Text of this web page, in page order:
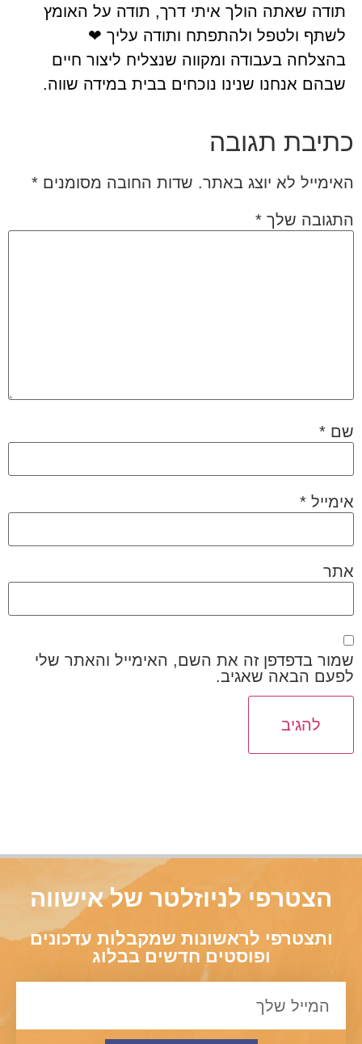
תודה שאתה הולך איתי דרך, תודה על האומץ
לשתף ולטפל ולהתפתח ותודה עליך ❤
בהצלחה בעבודה ומקווה שנצליח ליצור חיים
שבהם אנחנו שנינו נוכחים בבית במידה שווה.
כתיבת תגובה
האימייל לא יוצג באתר. שדות החובה מסומנים *
התגובה שלך *
שם *
אימייל *
אתר
שמור בדפדפן זה את השם, האימייל והאתר שלי
לפעם הבאה שאגיב.
הצטרפי לניוזלטר של אישווה
ותצטרפי לראשונות שמקבלות עדכונים
ופוסטים חדשים בבלוג